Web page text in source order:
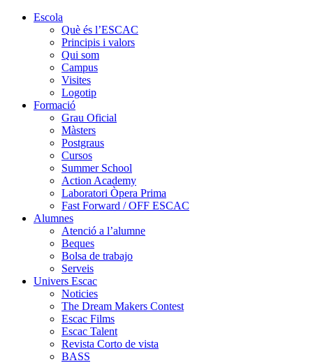
Escola
Què és l’ESCAC
Principis i valors
Qui som
Campus
Visites
Logotip
Formació
Grau Oficial
Màsters
Postgraus
Cursos
Summer School
Action Academy
Laboratori Òpera Prima
Fast Forward / OFF ESCAC
Alumnes
Atenció a l’alumne
Beques
Bolsa de trabajo
Serveis
Univers Escac
Noticies
The Dream Makers Contest
Escac Films
Escac Talent
Revista Corto de vista
BASS